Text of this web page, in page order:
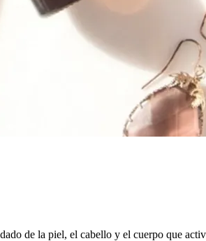
de la piel, el cabello y el cuerpo que